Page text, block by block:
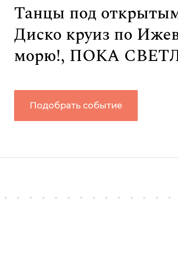
Танцы под
Диско круиз по
морю!, ПОКА
Подобрать событие